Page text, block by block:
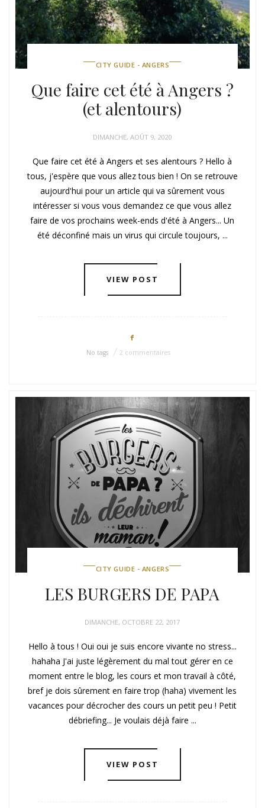
CITY GUIDE - ANGERS
Que faire cet été à Angers ?
(et alentours)
DIMANCHE, AOÛT 9, 2020
Que faire cet été à Angers et ses alentours ? Hello à
tous, j'espère que vous allez tous bien ! On se retrouve
aujourd'hui pour un article qui va sûrement vous
intéresser si vous vous demandez ce que vous allez
faire de vos prochains week-ends d'été à Angers... Un
été déconfiné mais un virus qui circule toujours, ...
VIEW POST
No tags 2 commentaires
CITY GUIDE - ANGERS
LES BURGERS DE PAPA
DIMANCHE, OCTOBRE 22, 2017
Hello à tous ! Oui oui je suis encore vivante no stress...
hahaha J'ai juste légèrement du mal tout gérer en ce
moment entre le blog, les cours et mon travail à côté,
bref je dois sûrement en faire trop (haha) vivement les
vacances pour décrocher des cours un petit peu ! Petit
débriefing... Je voulais déjà faire ...
VIEW POST